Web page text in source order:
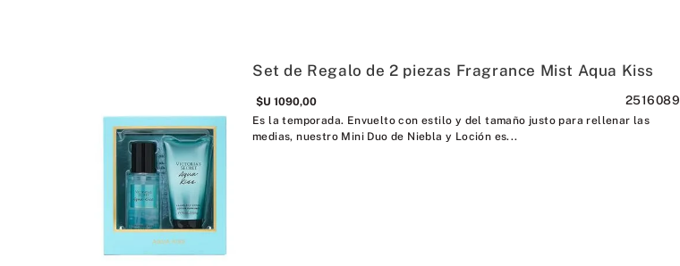
Set de Regalo de 2 piezas Fragrance Mist Aqua Kiss
$U 1090,00
Es la temporada. Envuelto con estilo y del tamaño justo para rellenar las
medias, nuestro Mini Duo de Niebla y Loción es...